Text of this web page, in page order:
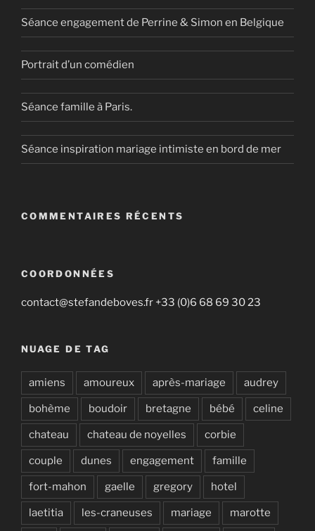
Séance engagement de Perrine & Simon en Belgique
Portrait d’un comédien
Séance famille à Paris.
Séance inspiration mariage intimiste en bord de mer
COMMENTAIRES RÉCENTS
COORDONNÉES
contact@stefandeboves.fr +33 (0)6 68 69 30 23
NUAGE DE TAG
amiens amoureux après-mariage audrey
bohème boudoir bretagne bébé celine
chateau chateau de noyelles corbie
couple dunes engagement famille
fort-mahon gaelle gregory hotel
laetitia les-craneuses mariage marotte